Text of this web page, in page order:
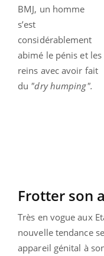
BMJ, un homme
s’est
considérablement
abimé le pénis et les
reins avec avoir fait
du "dry humping".
Frotter son
Très en vogue aux
nouvelle tendance
appareil génital à